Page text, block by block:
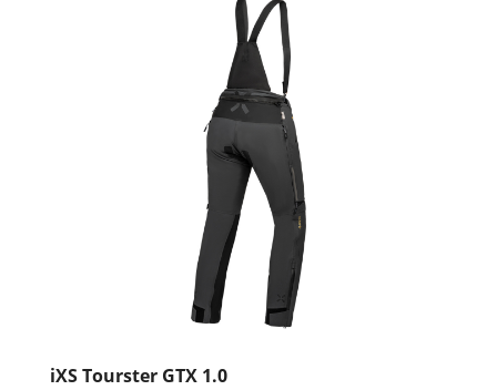
iXS Tourster GTX 1.0